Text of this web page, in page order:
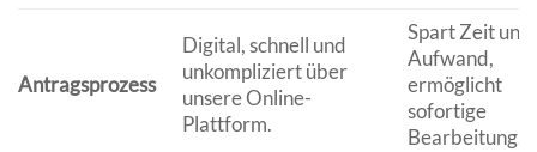
Antragsprozess
Digital, schnell und
unkompliziert über
unsere Online-
Plattform.
Spart Zeit und
Aufwand,
ermöglicht
sofortige
Bearbeitung.